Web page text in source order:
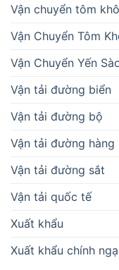
Vận chuyển tôm
Vận Chuyển Tôm
Vận Chuyển Yến
Vận tải đường biển
Vận tải đường bộ
Vận tải đường hàng
Vận tải đường sắt
Vận tải quốc tế
Xuất khẩu
Xuất khẩu chính